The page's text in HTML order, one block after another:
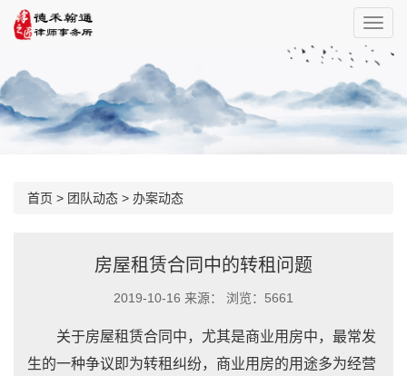
首页 > 团队动态 > 办案动态
房屋租赁合同中的转租问题
2019-10-16 来源： 浏览：5661
关于房屋租赁合同中，尤其是商业用房中，最常发
生的一种争议即为转租纠纷，商业用房的用途多为经营